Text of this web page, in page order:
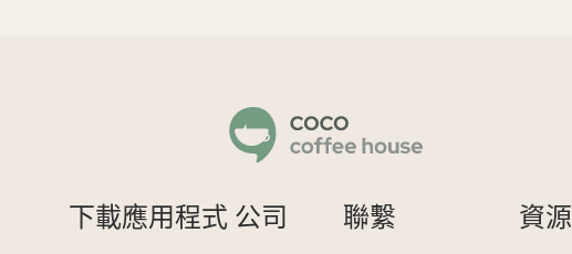
下載應用程式 公司 聯繫 資源